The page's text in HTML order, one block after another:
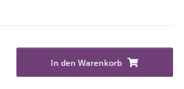
In den Warenkorb